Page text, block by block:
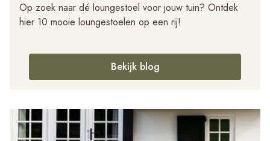
Op zoek naar dé loungestoel voor jouw tuin? Ontdek
hier 10 mooie loungestoelen op een rij!
Bekijk blog